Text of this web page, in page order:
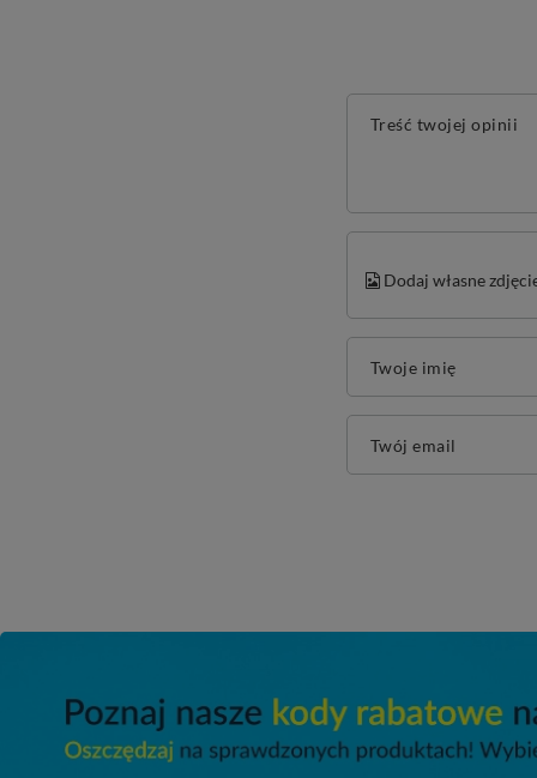
Treść twojej opinii
Dodaj własne
Twoje imię
Twój email